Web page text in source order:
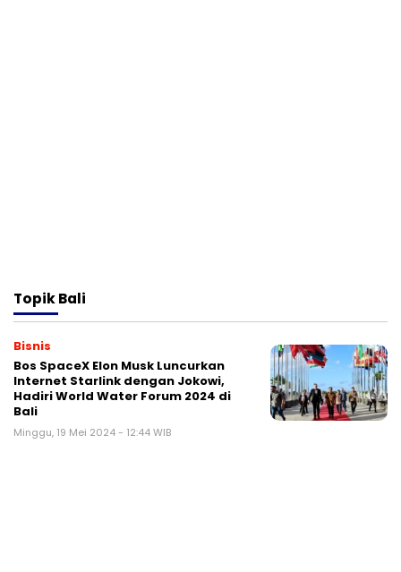
TopikBali
Bisnis
Bos SpaceX Elon Musk Luncurkan
Internet Starlink dengan Jokowi,
Hadiri World Water Forum 2024 di
Bali
Minggu, 19 Mei 2024 - 12:44 WIB